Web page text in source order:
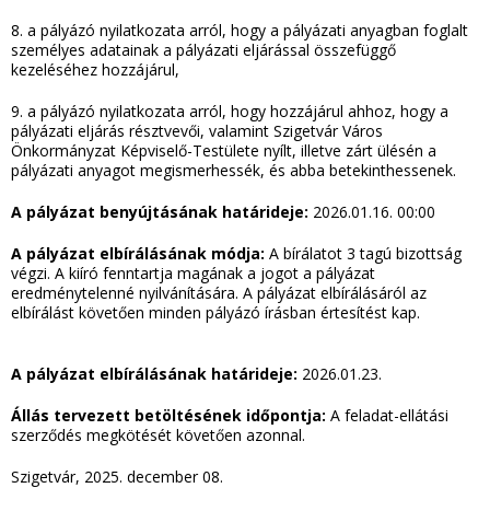
8. a pályázó nyilatkozata arról, hogy a pályázati anyagban foglalt
személyes adatainak a pályázati eljárással összefüggő
kezeléséhez hozzájárul,
9. a pályázó nyilatkozata arról, hogy hozzájárul ahhoz, hogy a
pályázati eljárás résztvevői, valamint Szigetvár Város
Önkormányzat Képviselő-Testülete nyílt, illetve zárt ülésén a
pályázati anyagot megismerhessék, és abba betekinthessenek.
A pályázat benyújtásának határideje: 2026.01.16. 00:00
A pályázat elbírálásának módja: A bírálatot 3 tagú bizottság
végzi. A kiíró fenntartja magának a jogot a pályázat
eredménytelenné nyilvánítására. A pályázat elbírálásáról az
elbírálást követően minden pályázó írásban értesítést kap.
A pályázat elbírálásának határideje: 2026.01.23.
Állás tervezett betöltésének időpontja: A feladat-ellátási
szerződés megkötését követően azonnal.
Szigetvár, 2025. december 08.